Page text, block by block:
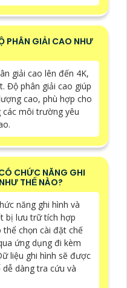
PHÂN GIẢI CAO NHƯ
giải cao lên đến 4K,
Độ phân giải cao giúp
cao, phù hợp cho
môi trường yêu
CHỨC NĂNG GHI
THẾ NÀO?
năng ghi hình và
bị lưu trữ tích hợp
chọn cài đặt chế
ứng dụng đi kèm
liệu ghi hình sẽ được
dàng tra cứu và